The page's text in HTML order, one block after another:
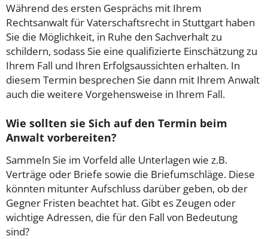
Während des ersten Gesprächs mit Ihrem
Rechtsanwalt für Vaterschaftsrecht in Stuttgart haben
Sie die Möglichkeit, in Ruhe den Sachverhalt zu
schildern, sodass Sie eine qualifizierte Einschätzung zu
Ihrem Fall und Ihren Erfolgsaussichten erhalten. In
diesem Termin besprechen Sie dann mit Ihrem Anwalt
auch die weitere Vorgehensweise in Ihrem Fall.
Wie sollten sie Sich auf den Termin beim
Anwalt vorbereiten?
Sammeln Sie im Vorfeld alle Unterlagen wie z.B.
Verträge oder Briefe sowie die Briefumschläge. Diese
könnten mitunter Aufschluss darüber geben, ob der
Gegner Fristen beachtet hat. Gibt es Zeugen oder
wichtige Adressen, die für den Fall von Bedeutung
sind?